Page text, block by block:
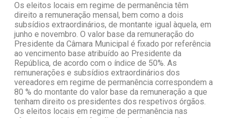
Os eleitos locais em regime de permanência têm
direito a remuneração mensal, bem como a dois
subsídios extraordinários, de montante igual àquela, em
junho e novembro. O valor base da remuneração do
Presidente da Câmara Municipal é fixado por referência
ao vencimento base atribuído ao Presidente da
República, de acordo com o índice de 50%. As
remunerações e subsídios extraordinários dos
vereadores em regime de permanência correspondem a
80 % do montante do valor base da remuneração a que
tenham direito os presidentes dos respetivos órgãos.
Os eleitos locais em regime de permanência nas